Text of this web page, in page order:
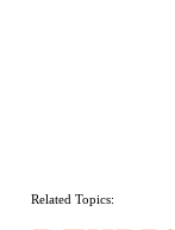
Related Topics: